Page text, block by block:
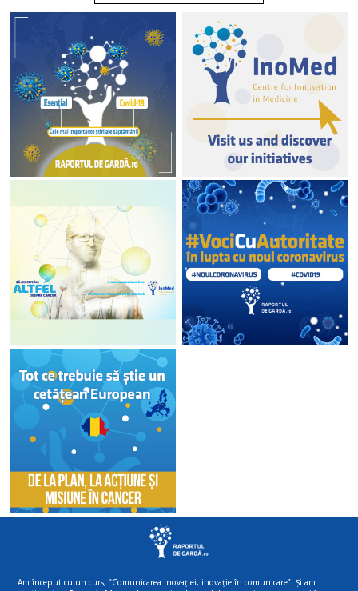
Am început cu un curs, “Comunicarea inovației, inovație în comunicare”. Și am